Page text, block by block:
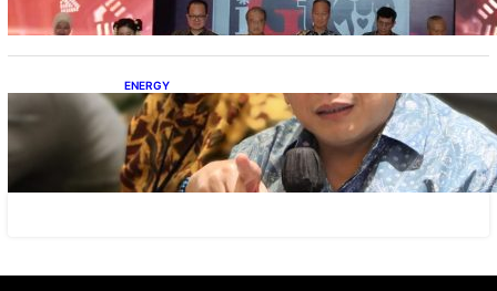
ENERGY
IESR: Kepemimpinan Terpadu jadi Kunci
Percepatan PLTS 100 GW